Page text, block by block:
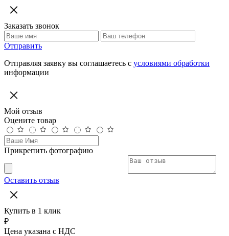
Заказать звонок
Отправить
Отправляя заявку вы соглашаетесь с условиями обработки
информации
Мой отзыв
Оцените товар
Прикрепить фотографию
Оставить отзыв
Купить в 1 клик
₽
Цена указана с НДС